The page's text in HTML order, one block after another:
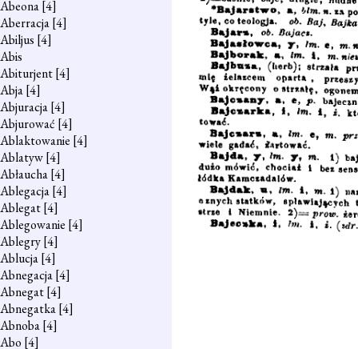
Abeona[4]
Aberracja[4]
Abiljus [4]
Abis
Abiturjent[4]
Abja[4]
Abjuracja[4]
Abjurować [4]
Ablaktowanie [4]
Ablatyw[4]
Abłaucha[4]
Ablegacja[4]
Ablegat[4]
Ablegowanie [4]
Ablegry[4]
Ablucja[4]
Abnegacja[4]
Abnegat[4]
Abnegatka[4]
Abnoba[4]
Abo [4]